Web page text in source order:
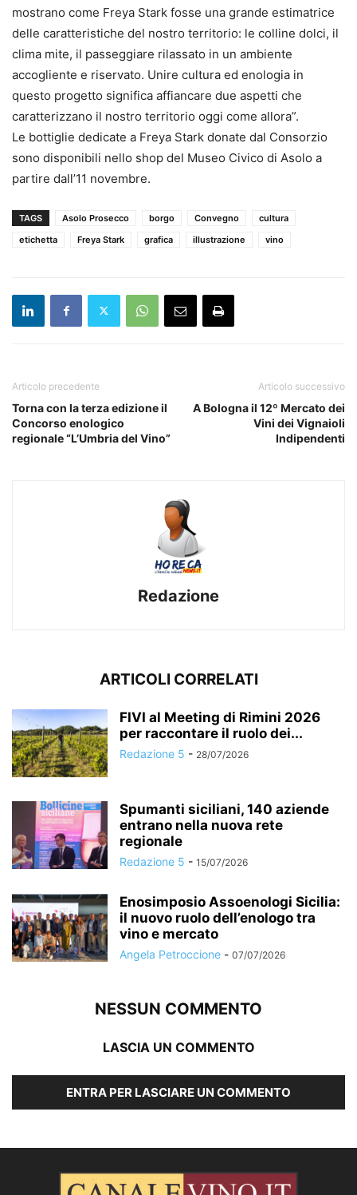
mostrano come Freya Stark fosse una grande estimatrice
delle caratteristiche del nostro territorio: le colline dolci, il
clima mite, il passeggiare rilassato in un ambiente
accogliente e riservato. Unire cultura ed enologia in
questo progetto significa affiancare due aspetti che
caratterizzano il nostro territorio oggi come allora”.
Le bottiglie dedicate a Freya Stark donate dal Consorzio
sono disponibili nello shop del Museo Civico di Asolo a
partire dall’11 novembre.
TAGS Asolo Prosecco borgo Convegno
cultura
etichetta
Freya Stark grafica illustrazione vino
Articolo precedente
Torna con la terza edizione il
Concorso enologico
regionale “L’Umbria del Vino”
Articolo successivo
A Bologna il 12º Mercato dei
Vini dei Vignaioli
Indipendenti
Redazione
ARTICOLI CORRELATI
FIVI al Meeting di Rimini 2026
per raccontare il ruolo dei...
Redazione 5 - 28/07/2026
Spumanti siciliani, 140 aziende
entrano nella nuova rete
regionale
Redazione 5 - 15/07/2026
Enosimposio Assoenologi Sicilia:
il nuovo ruolo dell’enologo tra
vino e mercato
Angela Petroccione - 07/07/2026
NESSUN COMMENTO
LASCIA UN COMMENTO
ENTRA PER LASCIARE UN COMMENTO